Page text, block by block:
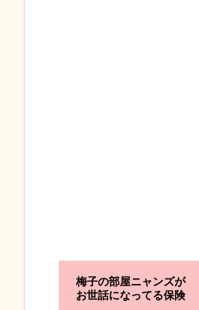
梅子の部屋ニャンズが
お世話になってる保険